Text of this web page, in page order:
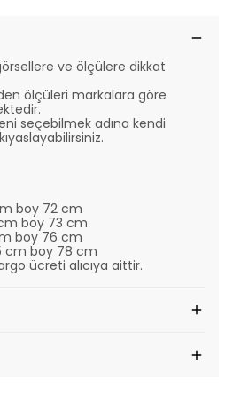
ve ölçülere dikkat
ölçüleri markalara göre
seçebilmek adına kendi
boy 72 cm
boy 73 cm
boy 76 cm
cm boy 78 cm
ücreti alıcıya aittir.